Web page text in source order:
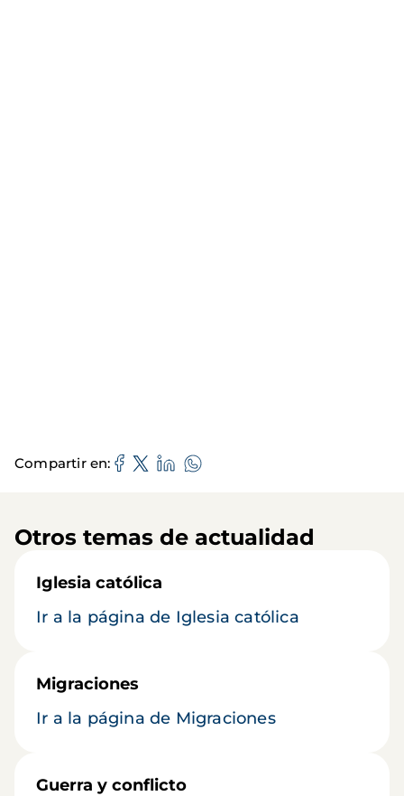
Compartir en
Otros temas de actualidad
Iglesia católica
Ir a la página de Iglesia católica
Migraciones
Ir a la página de Migraciones
Guerra y conflicto